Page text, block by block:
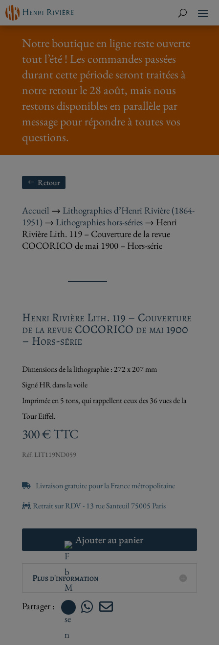
Notre boutique en ligne reste ouverte
tout l’été ! Les commandes passées
durant cette période seront traitées à
notre retour le 28 août, mais nous
restons disponibles en parallèle par
message pour répondre à toutes vos
questions.
Retour
Accueil → Lithographies d’Henri Rivière (1864-
1951) → Lithographies hors-séries→ Henri
Rivière Lith. 119 – Couverture de la revue
COCORICO de mai 1900 – Hors-série
Henri Rivière Lith. 119 – Couverture
de la revue COCORICO de mai 1900
– Hors-série
Dimensions de la lithographie : 272 x 207 mm
Signé HR dans la voile
Imprimée en 5 tons, qui rappellent ceux des 36 vues de la
Tour Eiffel.
300€ TTC
Réf. LIT119ND059


Ajouter au panier
Plus d'information
 